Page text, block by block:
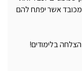
אשר יפתח להם
בלימודים!